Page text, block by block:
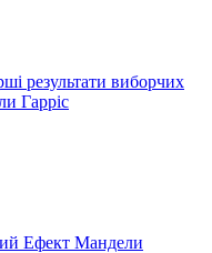
результати виборчих
Гарріс
Ефект Мандели